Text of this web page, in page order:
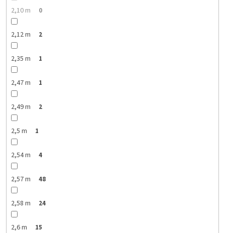
2,10 m 0
2,12 m 2
2,35 m 1
2,47 m 1
2,49 m 2
2,5 m 1
2,54 m 4
2,57 m 48
2,58 m 24
2,6 m 15